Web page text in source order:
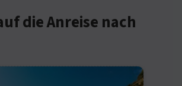
die Anreise nach